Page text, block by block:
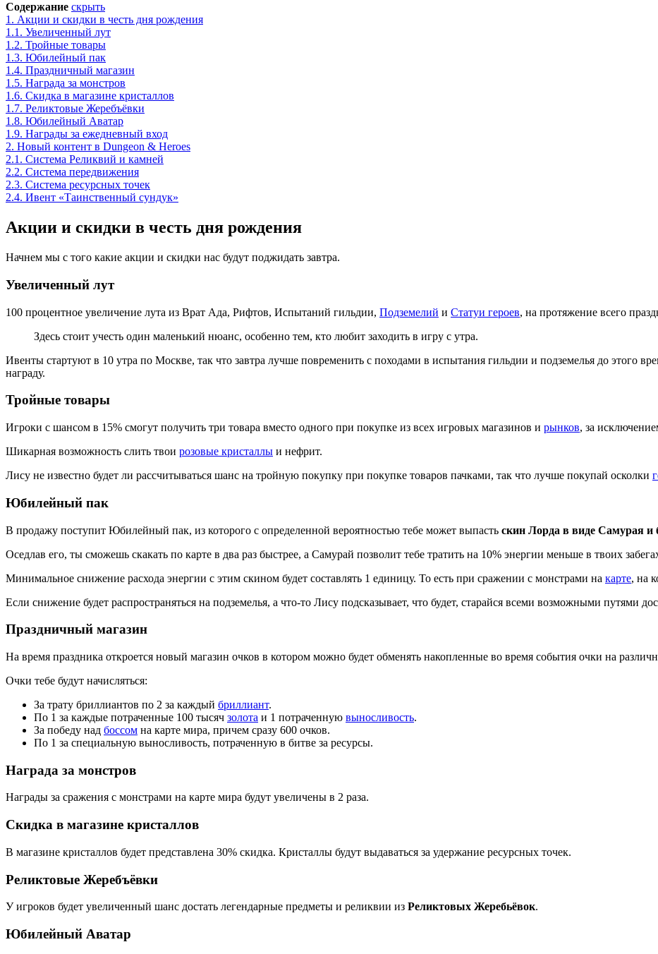
Содержание скрыть
1. Акции и скидки в честь дня рождения
1.1. Увеличенный лут
1.2. Тройные товары
1.3. Юбилейный пак
1.4. Праздничный магазин
1.5. Награда за монстров
1.6. Скидка в магазине кристаллов
1.7. Реликтовые Жеребъёвки
1.8. Юбилейный Аватар
1.9. Награды за ежедневный вход
2. Новый контент в Dungeon & Heroes
2.1. Система Реликвий и камней
2.2. Система передвижения
2.3. Система ресурсных точек
2.4. Ивент «Таинственный сундук»
Акции и скидки в честь дня рождения
Начнем мы с того какие акции и скидки нас будут поджидать завтра.
Увеличенный лут
100 процентное увеличение лута из Врат Ада, Рифтов, Испытаний гильдии, Подземелий и Статуи героев, на протяжение всего
Здесь стоит учесть один маленький нюанс, особенно тем, кто любит заходить в игру с утра.
Ивенты стартуют в 10 утра по Москве, так что завтра лучше повременить с походами в испытания гильдии и подземелья до этого
награду.
Тройные товары
Игроки с шансом в 15% смогут получить три товара вместо одного при покупке из всех игровых магазинов и рынков, за
Шикарная возможность слить твои розовые кристаллы и нефрит.
Лису не известно будет ли рассчитываться шанс на тройную покупку при покупке товаров пачками, так что лучше покупай осколки
Юбилейный пак
В продажу поступит Юбилейный пак, из которого с определенной вероятностью тебе может выпасть скин Лорда в виде Самурая и
Оседлав его, ты сможешь скакать по карте в два раз быстрее, а Самурай позволит тебе тратить на 10% энергии меньше в твоих
Минимальное снижение расхода энергии с этим скином будет составлять 1 единицу. То есть при сражении с монстрами на карте, на
Если снижение будет распространяться на подземелья, а что-то Лису подсказывает, что будет, старайся всеми возможными путями
Праздничный магазин
На время праздника откроется новый магазин очков в котором можно будет обменять накопленные во время события очки на
Очки тебе будут начисляться:
За трату бриллиантов по 2 за каждый бриллиант.
По 1 за каждые потраченные 100 тысяч золота и 1 потраченную выносливость.
За победу над боссом на карте мира, причем сразу 600 очков.
По 1 за специальную выносливость, потраченную в битве за ресурсы.
Награда за монстров
Награды за сражения с монстрами на карте мира будут увеличены в 2 раза.
Скидка в магазине кристаллов
В магазине кристаллов будет представлена 30% скидка. Кристаллы будут выдаваться за удержание ресурсных точек.
Реликтовые Жеребъёвки
У игроков будет увеличенный шанс достать легендарные предметы и реликвии из Реликтовых Жеребьёвок.
Юбилейный Аватар